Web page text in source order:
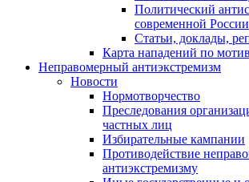
Политический
современной России
Статьи, доклады,
Карта нападений по
Неправомерный антиэкстремизм
Новости
Нормотворчество
Преследования
частных лиц
Избирательные кампании
Противодействие
антиэкстремизму